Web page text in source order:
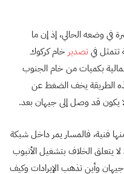
في وضعه الحالي، إذ إن ما
تتمثل فيتصدير خام كركوك
بكميات من خام الجنوب
الطريقة يخف الضغط عن
يكون قد وصل إلى جيهان بعد.
فنية، فالمسار يمر داخل شبكة
يتعلق الخلاف بتشغيل الأنبوب
وأين تذهب الإيرادات وكيف